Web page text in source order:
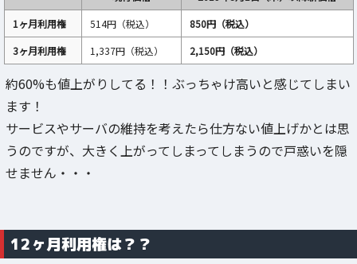
1ヶ月利用権
514円（税込）
850円（税込）
3ヶ月利用権
1,337円（税込） 2,150円（税込）
約60%も値上がりしてる！！ぶっちゃけ高いと感じてしまい
ます！
サービスやサーバの維持を考えたら仕方ない値上げかとは思
うのですが、大きく上がってしまってしまうので戸惑いを隠
せません・・・
12ヶ月利用権は？？